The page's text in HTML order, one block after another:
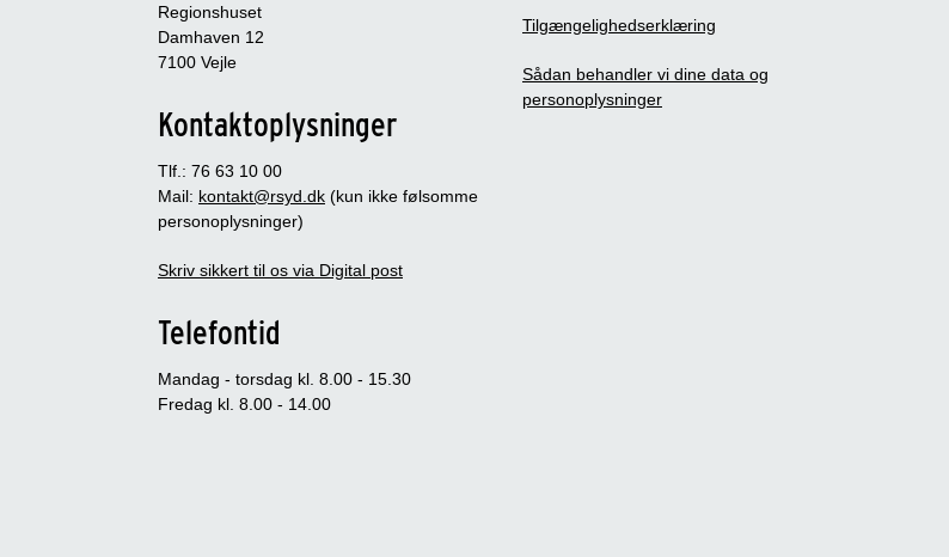
Regionshuset
Damhaven 12
7100 Vejle
Kontaktoplysninger
Tlf.: 76 63 10 00
Mail: kontakt@rsyd.dk (kun ikke følsomme
personoplysninger)
Skriv sikkert til os via Digital post
Telefontid
Mandag - torsdag kl. 8.00 - 15.30
Fredag kl. 8.00 - 14.00
Tilgængelighedserklæring
Sådan behandler vi dine data og
personoplysninger